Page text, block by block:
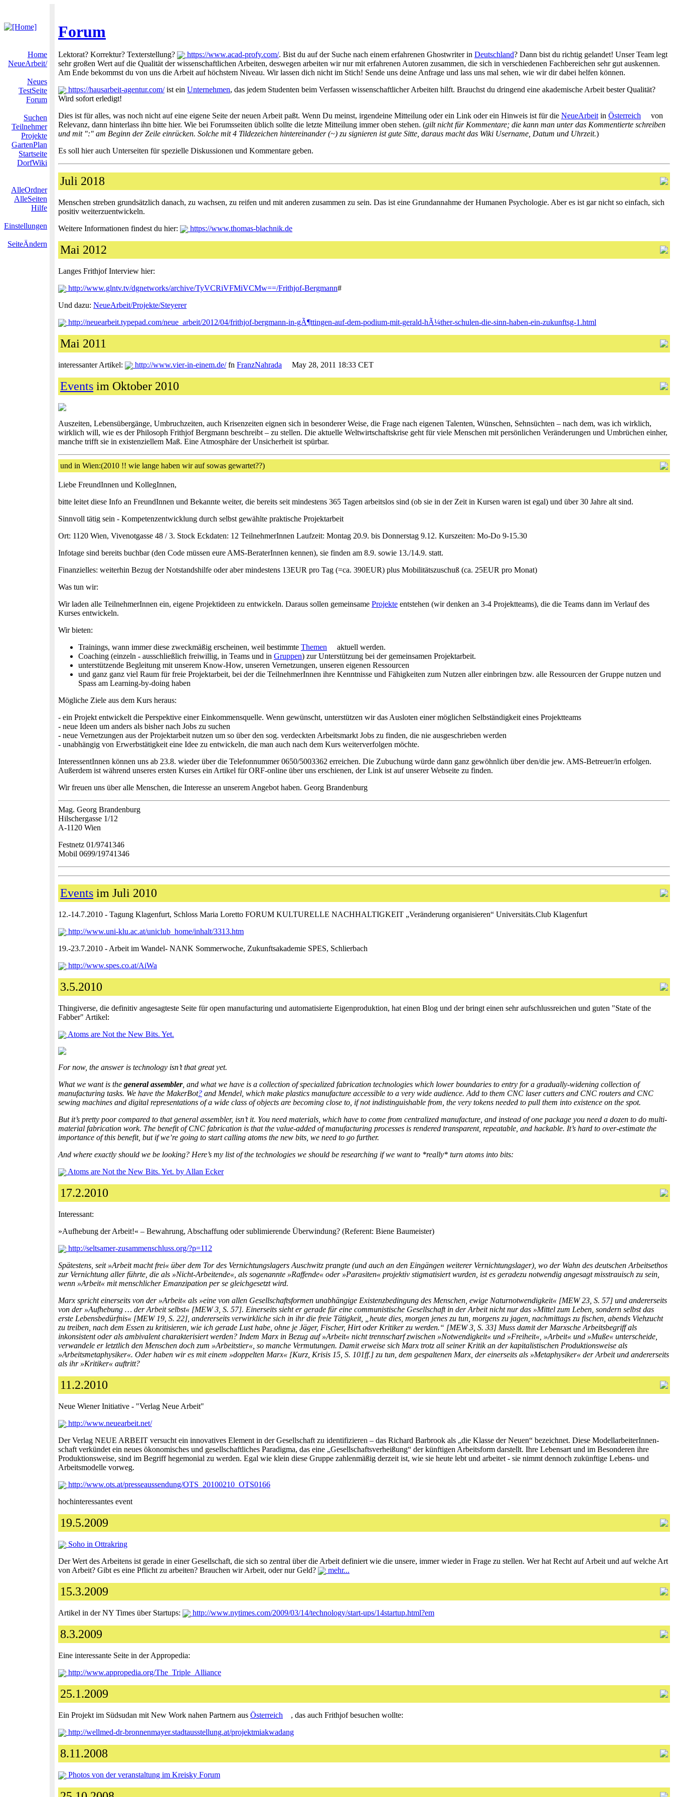
Forum
Home
NeueArbeit/
Neues
TestSeite
Forum
Suchen
Teilnehmer
Projekte
GartenPlan
Startseite
DorfWiki
AlleOrdner
AlleSeiten
Hilfe
Einstellungen
SeiteÄndern
Lektorat? Korrektur? Texterstellung? https://www.acad-profy.com/. Bist du auf der Suche nach einem erfahrenen Ghostwriter in Deutschland? Dann bist du richtig gelandet! Unser Team legt
sehr großen Wert auf die Qualität der wissenschaftlichen Arbeiten, deswegen arbeiten wir nur mit erfahrenen Autoren zusammen, die sich in verschiedenen Fachbereichen sehr gut auskennen.
Am Ende bekommst du von uns die Arbeit auf höchstem Niveau. Wir lassen dich nicht im Stich! Sende uns deine Anfrage und lass uns mal sehen, wie wir dir dabei helfen können.
https://hausarbeit-agentur.com/ist ein Unternehmen, das jedem Studenten beim Verfassen wissenschaftlicher Arbeiten hilft. Brauchst du dringend eine akademische Arbeit bester Qualität?
Wird sofort erledigt!
Dies ist für alles, was noch nicht auf eine eigene Seite der neuen Arbeit paßt. Wenn Du meinst, irgendeine Mitteilung oder ein Link oder ein Hinweis ist für die NeueArbeit in Österreich
von
Relevanz, dann hinterlass ihn bitte hier. Wie bei Forumsseiten üblich sollte die letzte Mitteilung immer oben stehen. (gilt nicht für Kommentare; die kann man unter das Kommentierte schreiben
und mit ":" am Beginn der Zeile einrücken. Solche mit 4 Tildezeichen hintereinander (~) zu signieren ist gute Sitte, daraus macht das Wiki Username, Datum und Uhrzeit.)
Es soll hier auch Unterseiten für spezielle Diskussionen und Kommentare geben.
Juli 2018
Menschen streben grundsätzlich danach, zu wachsen, zu reifen und mit anderen zusammen zu sein. Das ist eine Grundannahme der Humanen Psychologie. Aber es ist gar nicht so einfach, sich
positiv weiterzuentwickeln.
Weitere Informationen findest du hier:
https://www.thomas-blachnik.de
Mai 2012
Langes Frithjof Interview hier:
http://www.glntv.tv/dgnetworks/archive/TyVCRiVFMiVCMw==/Frithjof-Bergmann#
Und dazu: NeueArbeit/Projekte/Steyerer
http://neuearbeit.typepad.com/neue_arbeit/2012/04/frithjof-bergmann-in-gÃ¶ttingen-auf-dem-podium-mit-gerald-hÃ¼ther-schulen-die-sinn-haben-ein-zukunftsg-1.html
Mai 2011
interessanter Artikel: http://www.vier-in-einem.de/fn FranzNahrada May 28, 2011 18:33 CET
Events im Oktober 2010
Auszeiten, Lebensübergänge, Umbruchzeiten, auch Krisenzeiten eignen sich in besonderer Weise, die Frage nach eigenen Talenten, Wünschen, Sehnsüchten – nach dem, was ich wirklich,
wirklich will, wie es der Philosoph Frithjof Bergmann beschreibt – zu stellen. Die aktuelle Weltwirtschaftskrise geht für viele Menschen mit persönlichen Veränderungen und Umbrüchen einher,
manche trifft sie in existenziellem Maß. Eine Atmosphäre der Unsicherheit ist spürbar.
und in Wien:(2010 !! wie lange haben wir auf sowas gewartet??)
Liebe FreundInnen und KollegInnen,
bitte leitet diese Info an FreundInnen und Bekannte weiter, die bereits seit mindestens 365 Tagen arbeitslos sind (ob sie in der Zeit in Kursen waren ist egal) und über 30 Jahre alt sind.
Sinnvoll tätig sein - Kompetenzentwicklung durch selbst gewählte praktische Projektarbeit
Ort: 1120 Wien, Vivenotgasse 48 / 3. Stock Eckdaten: 12 TeilnehmerInnen Laufzeit: Montag 20.9. bis Donnerstag 9.12. Kurszeiten: Mo-Do 9-15.30
Infotage sind bereits buchbar (den Code müssen eure AMS-BeraterInnen kennen), sie finden am 8.9. sowie 13./14.9. statt.
Finanzielles: weiterhin Bezug der Notstandshilfe oder aber mindestens 13EUR pro Tag (=ca. 390EUR) plus Mobilitätszuschuß (ca. 25EUR pro Monat)
Was tun wir:
Wir laden alle TeilnehmerInnen ein, eigene Projektideen zu entwickeln. Daraus sollen gemeinsame Projekte entstehen (wir denken an 3-4 Projektteams), die die Teams dann im Verlauf des
Kurses entwickeln.
Wir bieten:
Trainings, wann immer diese zweckmäßig erscheinen, weil bestimmte Themen
aktuell werden.
Coaching (einzeln - ausschließlich freiwillig, in Teams und in Gruppen) zur Unterstützung bei der gemeinsamen Projektarbeit.
unterstützende Begleitung mit unserem Know-How, unseren Vernetzungen, unseren eigenen Ressourcen
und ganz ganz viel Raum für freie Projektarbeit, bei der die TeilnehmerInnen ihre Kenntnisse und Fähigkeiten zum Nutzen aller einbringen bzw. alle Ressourcen der Gruppe nutzen und
Spass am Learning-by-doing haben
Mögliche Ziele aus dem Kurs heraus:
- ein Projekt entwickelt die Perspektive einer Einkommensquelle. Wenn gewünscht, unterstützen wir das Ausloten einer möglichen Selbständigkeit eines Projektteams
- neue Ideen um anders als bisher nach Jobs zu suchen
- neue Vernetzungen aus der Projektarbeit nutzen um so über den sog. verdeckten Arbeitsmarkt Jobs zu finden, die nie ausgeschrieben werden
- unabhängig von Erwerbstätigkeit eine Idee zu entwickeln, die man auch nach dem Kurs weiterverfolgen möchte.
InteressentInnen können uns ab 23.8. wieder über die Telefonnummer 0650/5003362 erreichen. Die Zubuchung würde dann ganz gewöhnlich über den/die jew. AMS-Betreuer/in erfolgen.
Außerdem ist während unseres ersten Kurses ein Artikel für ORF-online über uns erschienen, der Link ist auf unserer Webseite zu finden.
Wir freuen uns über alle Menschen, die Interesse an unserem Angebot haben. Georg Brandenburg
Mag. Georg Brandenburg
Hilschergasse 1/12
A-1120 Wien
Festnetz 01/9741346
Mobil 0699/19741346
Events im Juli 2010
12.-14.7.2010 - Tagung Klagenfurt, Schloss Maria Loretto FORUM KULTURELLE NACHHALTIGKEIT „Veränderung organisieren“ Universitäts.Club Klagenfurt
http://www.uni-klu.ac.at/uniclub_home/inhalt/3313.htm
19.-23.7.2010 - Arbeit im Wandel- NANK Sommerwoche, Zukunftsakademie SPES, Schlierbach
http://www.spes.co.at/AiWa
3.5.2010
Thingiverse, die definitiv angesagteste Seite für open manufacturing und automatisierte Eigenproduktion, hat einen Blog und der bringt einen sehr aufschlussreichen und guten "State of the
Fabber" Artikel:
Atoms are Not the New Bits. Yet.
For now, the answer is technology isn’t that great yet.
What we want is the general assembler, and what we have is a collection of specialized fabrication technologies which lower boundaries to entry for a gradually-widening collection of
manufacturing tasks. We have the MakerBot? and Mendel, which make plastics manufacture accessible to a very wide audience. Add to them CNC laser cutters and CNC routers and CNC
sewing machines and digital representations of a wide class of objects are becoming close to, if not indistinguishable from, the very tokens needed to pull them into existence on the spot.
But it’s pretty poor compared to that general assembler, isn’t it. You need materials, which have to come from centralized manufacture, and instead of one package you need a dozen to do multi-
material fabrication work. The benefit of CNC fabrication is that the value-added of manufacturing processes is rendered transparent, repeatable, and hackable. It’s hard to over-estimate the
importance of this benefit, but if we’re going to start calling atoms the new bits, we need to go further.
And where exactly should we be looking? Here’s my list of the technologies we should be researching if we want to *really* turn atoms into bits:
Atoms are Not the New Bits. Yet. by Allan Ecker
17.2.2010
Interessant:
»Aufhebung der Arbeit!« – Bewahrung, Abschaffung oder sublimierende Überwindung? (Referent: Biene Baumeister)
http://seltsamer-zusammenschluss.org/?p=112
Spätestens, seit »Arbeit macht frei« über dem Tor des Vernichtungslagers Auschwitz prangte (und auch an den Eingängen weiterer Vernichtungslager), wo der Wahn des deutschen Arbeitsethos
zur Vernichtung aller führte, die als »Nicht-Arbeitende«, als sogenannte »Raffende« oder »Parasiten« projektiv stigmatisiert wurden, ist es geradezu notwendig angesagt misstrauisch zu sein,
wenn »Arbeit« mit menschlicher Emanzipation per se gleichgesetzt wird.
Marx spricht einerseits von der »Arbeit« als »eine von allen Gesellschaftsformen unabhängige Existenzbedingung des Menschen, ewige Naturnotwendigkeit« [MEW 23, S. 57] und andererseits
von der »Aufhebung … der Arbeit selbst« [MEW 3, S. 57]. Einerseits sieht er gerade für eine communistische Gesellschaft in der Arbeit nicht nur das »Mittel zum Leben, sondern selbst das
erste Lebensbedürfnis« [MEW 19, S. 22], andererseits verwirkliche sich in ihr die freie Tätigkeit, „heute dies, morgen jenes zu tun, morgens zu jagen, nachmittags zu fischen, abends Viehzucht
zu treiben, nach dem Essen zu kritisieren, wie ich gerade Lust habe, ohne je Jäger, Fischer, Hirt oder Kritiker zu werden.“ [MEW 3, S. 33] Muss damit der Marxsche Arbeitsbegriff als
inkonsistent oder als ambivalent charakterisiert werden? Indem Marx in Bezug auf »Arbeit« nicht trennscharf zwischen »Notwendigkeit« und »Freiheit«, »Arbeit« und »Muße« unterscheide,
verwandele er letztlich den Menschen doch zum »Arbeitstier«, so manche Vermutungen. Damit erweise sich Marx trotz all seiner Kritik an der kapitalistischen Produktionsweise als
»Arbeitsmetaphysiker«. Oder haben wir es mit einem »doppelten Marx« [Kurz, Krisis 15, S. 101ff.] zu tun, dem gespaltenen Marx, der einerseits als »Metaphysiker« der Arbeit und andererseits
als ihr »Kritiker« auftritt?
11.2.2010
Neue Wiener Initiative - "Verlag Neue Arbeit"
http://www.neuearbeit.net/
Der Verlag NEUE ARBEIT versucht ein innovatives Element in der Gesellschaft zu identifizieren – das Richard Barbrook als „die Klasse der Neuen“ bezeichnet. Diese ModellarbeiterInnen-
schaft verkündet ein neues ökonomisches und gesellschaftliches Paradigma, das eine „Gesellschaftsverheißung“ der künftigen Arbeitsform darstellt. Ihre Lebensart und im Besonderen ihre
Produktionsweise, sind im Begriff hegemonial zu werden. Egal wie klein diese Gruppe zahlenmäßig derzeit ist, wie sie heute lebt und arbeitet - sie nimmt dennoch zukünftige Lebens- und
Arbeitsmodelle vorweg.
http://www.ots.at/presseaussendung/OTS_20100210_OTS0166
hochinteressantes event
19.5.2009
Soho in Ottrakring
Der Wert des Arbeitens ist gerade in einer Gesellschaft, die sich so zentral über die Arbeit definiert wie die unsere, immer wieder in Frage zu stellen. Wer hat Recht auf Arbeit und auf welche Art
von Arbeit? Gibt es eine Pflicht zu arbeiten? Brauchen wir Arbeit, oder nur Geld?
mehr...
15.3.2009
Artikel in der NY Times über Startups: http://www.nytimes.com/2009/03/14/technology/start-ups/14startup.html?em
8.3.2009
Eine interessante Seite in der Appropedia:
http://www.appropedia.org/The_Triple_Alliance
25.1.2009
Ein Projekt im Südsudan mit New Work nahen Partnern aus Österreich
, das auch Frithjof besuchen wollte:
http://wellmed-dr-bronnenmayer.stadtausstellung.at/projektmiakwadang
8.11.2008
Photos von der veranstaltung im Kreisky Forum